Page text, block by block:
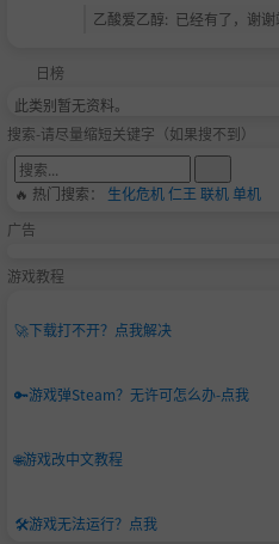
乙酸爱乙醇: 已经有了，谢谢
日榜
此类别暂无资料。
搜索-请尽量缩短关键字（如果搜不到）
🔥 热门搜索： 生化危机仁王 联机单机
广告
游戏教程
🚀下载打不开？点我解决
🔑游戏弹Steam？无许可怎么办-点我
🌐游戏改中文教程
🛠️游戏无法运行？点我